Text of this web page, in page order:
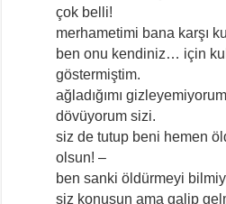
çok belli!
merhametimi bana karşı
ben onu kendiniz… için
göstermiştim.
ağladığımı
dövüyorum sizi.
siz de tutup beni hemen
olsun! –
ben sanki öldürmeyi
siz konuşun ama galip